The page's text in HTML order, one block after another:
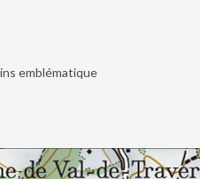
emblématique